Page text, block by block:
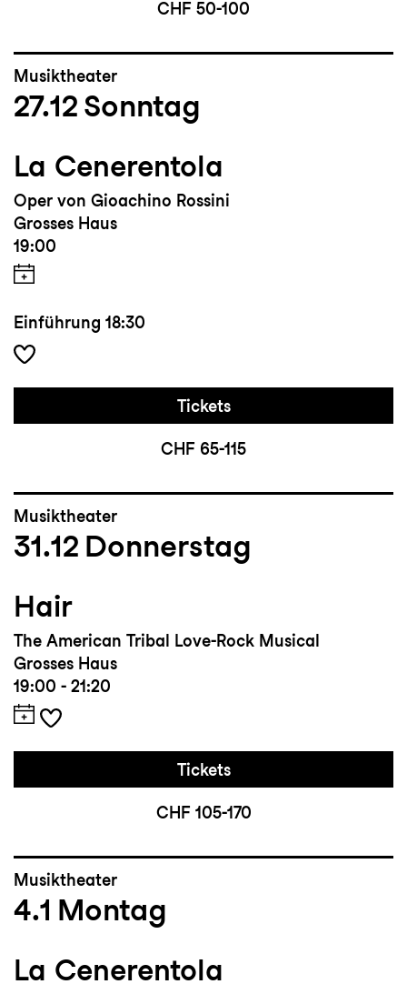
CHF 50-100
Musiktheater
27.12 Sonntag
La Cenerentola
Oper von Gioachino Rossini
Grosses Haus
19:00
Einführung 18:30
Tickets
CHF 65-115
Musiktheater
31.12 Donnerstag
Hair
The American Tribal Love-Rock Musical
Grosses Haus
19:00 - 21:20
Tickets
CHF 105-170
Musiktheater
4.1 Montag
La Cenerentola